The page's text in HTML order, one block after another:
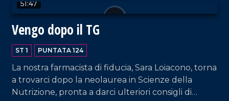
51:47
Vengo dopo il TG
ST 1 PUNTATA 124
La nostra farmacista di fiducia, Sara Loiacono, torna
a trovarci dopo la neolaurea in Scienze della
Nutrizione, pronta a darci ulteriori consigli di
VAI AL TITOLO